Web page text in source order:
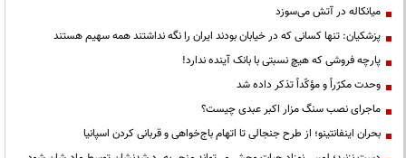
میانکاله در آتش می‌سوزد
پزشکیان: تنها کسانی که در خیابان بودند ایران را نگه نداشتند همه سهیم هستند
پارچه فروشی که هیچ نسبتی با بانک آینده ندارد!
وحدت مکرّراً و مؤکّداً تذکر داده شد
ماجرای نصب سنگ مزار اکبر عبدی چیست؟
بحران اینفانتینو؛ از طرح جنجالی تا اتهام باج‌خواهی و قربانی کردن اسپانیا